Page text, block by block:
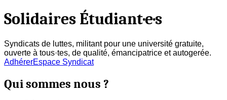
Solidaires Étudiant·e·s
Syndicats de luttes, militant pour une université gratuite,
ouverte à tous·tes, de qualité, émancipatrice et autogerée.
AdhérerEspace Syndicat
Qui sommes nous ?